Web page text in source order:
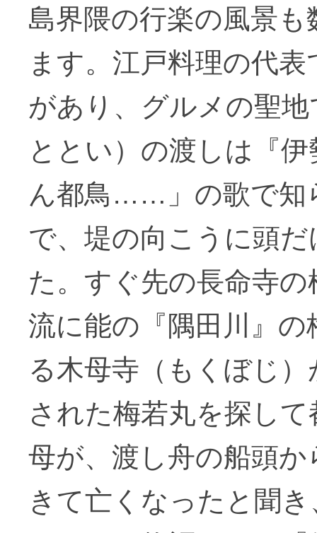
島界隈の行楽の風景
ます。江戸料理の代
があり、グルメの聖
ととい）の渡しは『
ん都鳥……」の歌で知
で、堤の向こうに頭
た。すぐ先の長命寺
流に能の『隅田川』
る木母寺（もくぼじ
された梅若丸を探し
母が、渡し舟の船頭
きて亡くなったと聞